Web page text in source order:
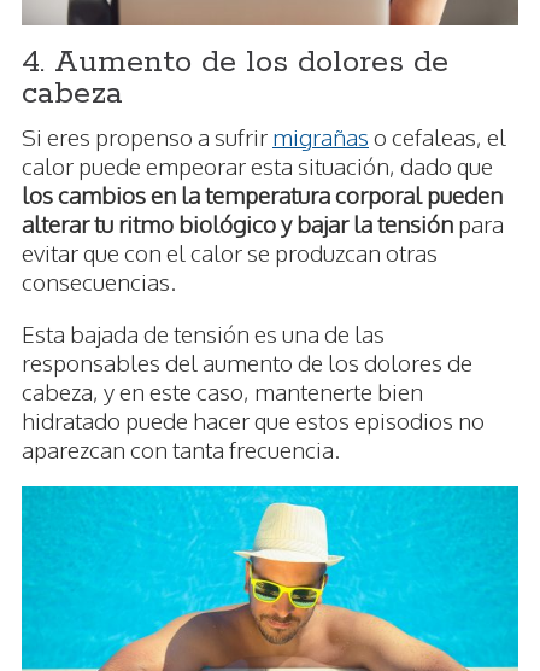
4. Aumento de los dolores de
cabeza
Si eres propenso a sufrir migrañas o cefaleas, el
calor puede empeorar esta situación, dado que
los cambios en la temperatura corporal pueden
alterar tu ritmo biológico y bajar la tensión para
evitar que con el calor se produzcan otras
consecuencias.
Esta bajada de tensión es una de las
responsables del aumento de los dolores de
cabeza, y en este caso, mantenerte bien
hidratado puede hacer que estos episodios no
aparezcan con tanta frecuencia.